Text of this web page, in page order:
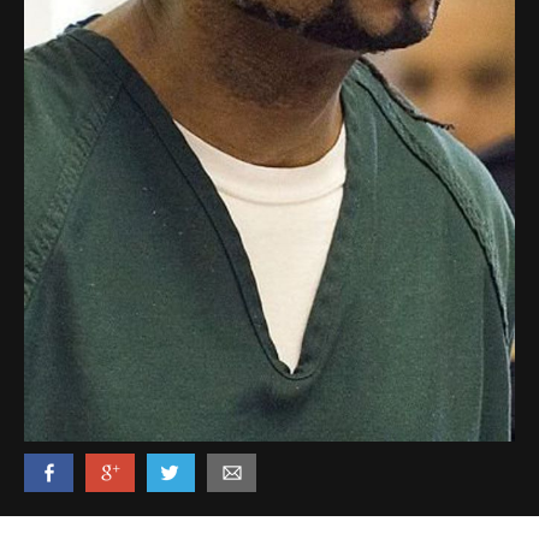
Reklamer
Rusland
Sketches & Stand-Up
Skjult Kamera & Pranks
Syge Skills
TV & Film
Bedst bedømte
Flest visninger
Mest delte
Mest omtalte
Billeder
Nyeste billeder
Biler & Motor